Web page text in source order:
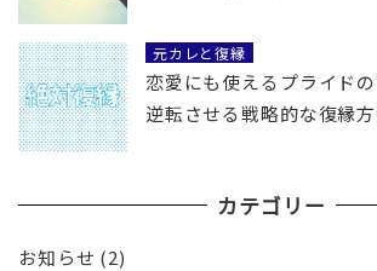
元カレと復縁
恋愛にも使えるプライド
逆転させる戦略的な復縁
カテゴリー
お知らせ (2)